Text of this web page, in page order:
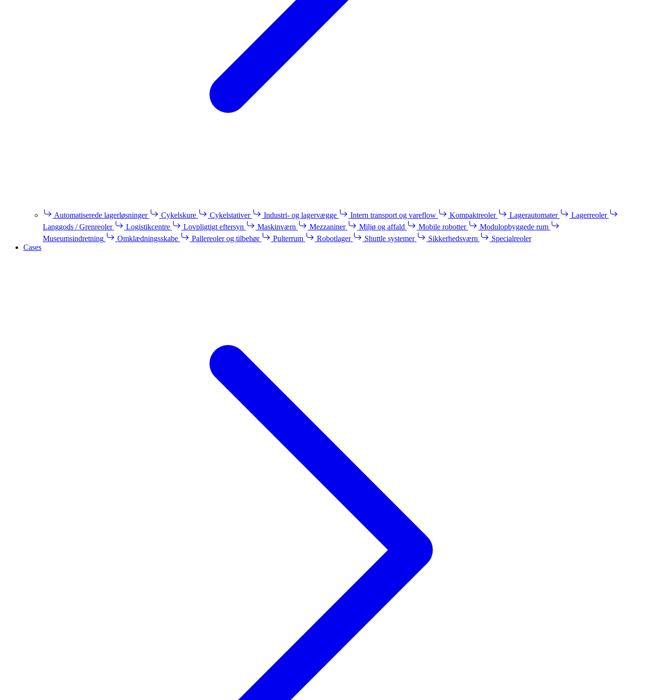
Automatiserede lagerløsninger Cykelskure Cykelstativer Industri- og lagervægge Intern transport og vareflow Kompaktreoler Lagerautomater
Lagerreoler
Langgods / Grenreoler
Logistikcentre Lovpligtigt eftersyn Maskinværn Mezzaniner Miljø og affald Mobile robotter
Modulopbyggede rum
Museumsindretning
Omklædningsskabe Pallereoler og tilbehør Pulterrum Robotlager Shuttle systemer Sikkerhedsværn
Specialreoler
Cases